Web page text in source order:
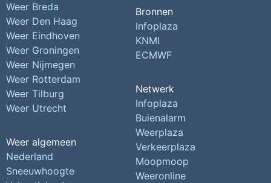
Weer Breda
Weer Den Haag
Weer Eindhoven
Weer Groningen
Weer Nijmegen
Weer Rotterdam
Weer Tilburg
Weer Utrecht
Weer algemeen
Nederland
Sneeuwhoogte
Bronnen
Infoplaza
KNMI
ECMWF
Netwerk
Infoplaza
Buienalarm
Weerplaza
Verkeerplaza
Moopmoop
Weeronline